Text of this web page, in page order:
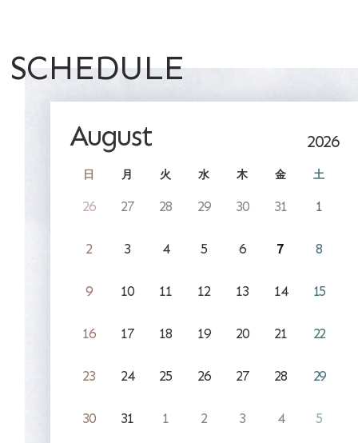
SCHEDULE
August 2026
日 月 火 水 木 金 土
26 27 28 29 30 31 1
2 3 4 5 6 7 8
9 10 11 12 13 14 15
16 17 18 19 20 21 22
23 24 25 26 27 28 29
30 31 1 2 3 4 5